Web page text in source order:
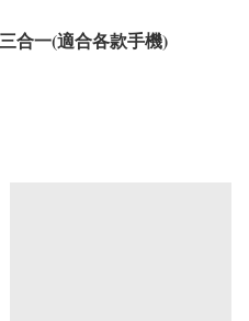
合一(適合各款手機)